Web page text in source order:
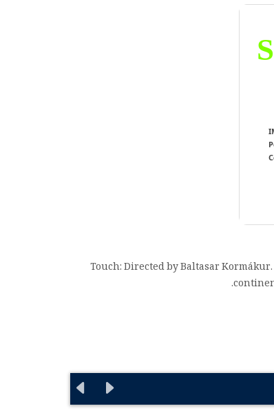
Touch: Directed by Baltasar